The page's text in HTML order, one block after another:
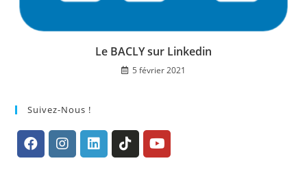
Le BACLY sur Linkedin
5 février 2021
Suivez-Nous !